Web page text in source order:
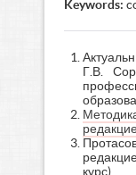
Keywords:
Г.В.
курс).